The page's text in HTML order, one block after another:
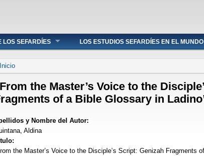
LOS SEFARDÍES LOS ESTUDIOS SEFARDÍES EN EL MUNDO
Se encuentra usted aquí
Inicio
the Master’s Voice to the
of a Bible Glossary in
y Nombre del Autor:
Aldina
the Master’s Voice to the Disciple’s Script: Genizah Fragments